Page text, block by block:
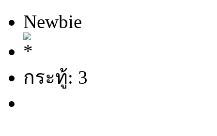
Newbie
กระทู้: 3